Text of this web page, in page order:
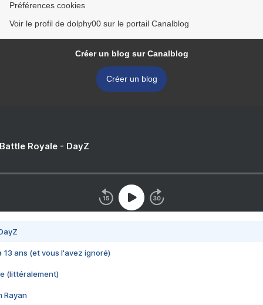
Préférences cookies
Voir le profil de dolphy00 sur le portail Canalblog
Créer un blog sur Canalblog
Créer un blog
Royale - DayZ
13 ans (et vous l'avez ignoré)
(littéralement)
Rayan